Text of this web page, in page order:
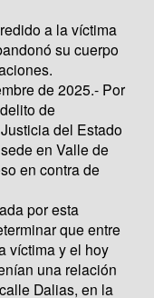
a la víctima
su cuerpo
de 2025.- Por
de
del Estado
en Valle de
en contra de
por esta
que entre
víctima y el hoy
una relación
Dalias, en la